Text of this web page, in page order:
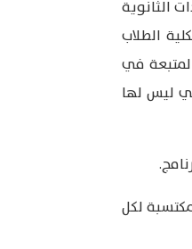
الثانوية
الطلاب
في
ليس لها
لكل